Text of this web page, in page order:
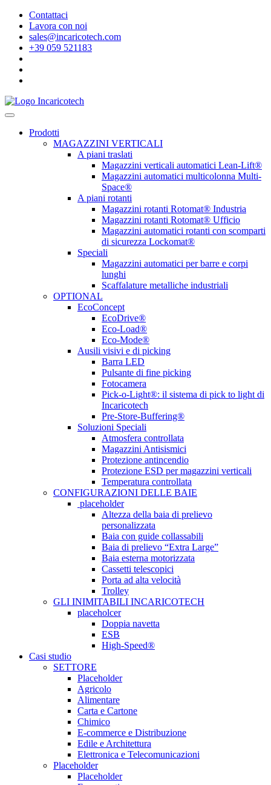
Contattaci
Lavora con noi
sales@incaricotech.com
+39 059 521183
Prodotti
MAGAZZINI VERTICALI
A piani traslati
Magazzini verticali automatici Lean-Lift®
Magazzini automatici multicolonna Multi-
Space®
A piani rotanti
Magazzini rotanti Rotomat® Industria
Magazzini rotanti Rotomat® Ufficio
Magazzini automatici rotanti con scomparti
di sicurezza Lockomat®
Speciali
Magazzini automatici per barre e corpi
lunghi
Scaffalature metalliche industriali
OPTIONAL
EcoConcept
EcoDrive®
Eco-Load®
Eco-Mode®
Ausili visivi e di picking
Barra LED
Pulsante di fine picking
Fotocamera
Pick-o-Light®: il sistema di pick to light di
Incaricotech
Pre-Store-Buffering®
Soluzioni Speciali
Atmosfera controllata
Magazzini Antisismici
Protezione antincendio
Protezione ESD per magazzini verticali
Temperatura controllata
CONFIGURAZIONI DELLE BAIE
placeholder
Altezza della baia di prelievo
personalizzata
Baia con guide collassabili
Baia di prelievo “Extra Large”
Baia esterna motorizzata
Cassetti telescopici
Porta ad alta velocità
Trolley
GLI INIMITABILI INCARICOTECH
placeholcer
Doppia navetta
ESB
High-Speed®
Casi studio
SETTORE
Placeholder
Agricolo
Alimentare
Carta e Cartone
Chimico
E-commerce e Distribuzione
Edile e Architettura
Elettronica e Telecomunicazioni
Placeholder
Placeholder